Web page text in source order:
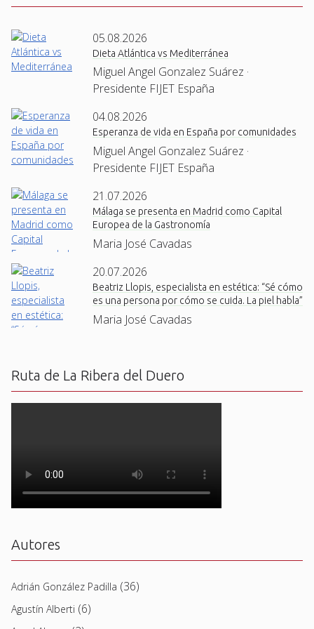
05.08.2026
Dieta Atlántica vs Mediterránea
Miguel Angel Gonzalez Suárez ·
Presidente FIJET España
04.08.2026
Esperanza de vida en España por comunidades
Miguel Angel Gonzalez Suárez ·
Presidente FIJET España
21.07.2026
Málaga se presenta en Madrid como Capital
Europea de la Gastronomía
Maria José Cavadas
20.07.2026
Beatriz Llopis, especialista en estética: “Sé cómo
es una persona por cómo se cuida. La piel habla”
Maria José Cavadas
Ruta de La Ribera del Duero
Autores
Adrián González Padilla (36)
Agustín Alberti (6)